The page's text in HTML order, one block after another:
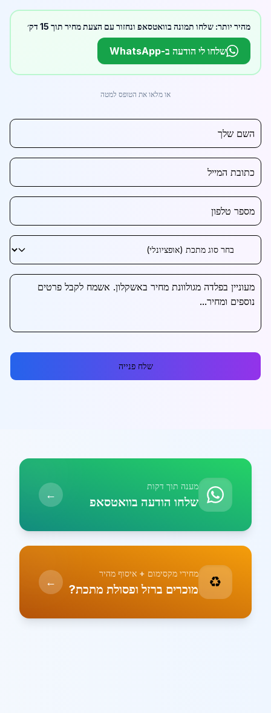
מהיר יותר: שלחו תמונה בוואטסאפ ונחזור עם הצעת מחיר תוך 15 דק׳
שלחו לי הודעה ב-WhatsApp
או מלאו את הטופס למטה
שלח פנייה
מענה תוך דקות
שלחו הודעה בוואטסאפ ←
♻️ מחירי מקסימום + איסוף מהיר
מוכרים ברזל ופסולת מתכת? ←